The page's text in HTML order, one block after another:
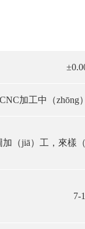
CNC加工中（zhōng
加（jiā）工，來樣
7-